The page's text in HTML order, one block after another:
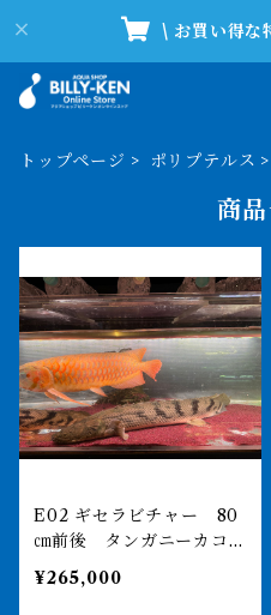
\ お買い得な
トップページ ポリプテルス
商
E02 ギセラビチャー 80
㎝前後 タンガニーカコン
ギクス 買取個体
¥265,000